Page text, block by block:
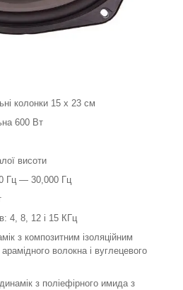
колонки 15 x 23 см
600 Вт
висоти
Гц ― 30,000 Гц
4, 8, 12 і 15 КГц
з композитним ізоляційним
волокна і вуглецевого
з поліефірного имида з